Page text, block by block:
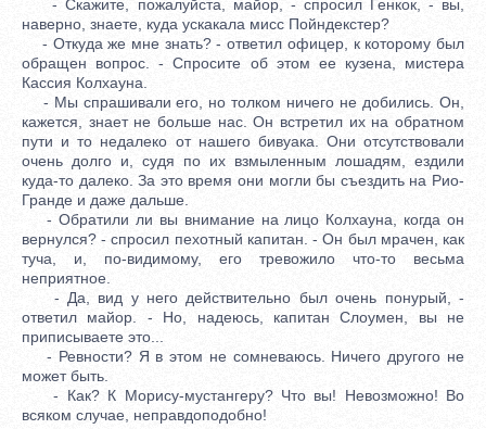
- Скажите, пожалуйста, майор, - спросил Генкок, - вы,
наверно, знаете, куда ускакала мисс Пойндекстер?
- Откуда же мне знать? - ответил офицер, к которому был
обращен вопрос. - Спросите об этом ее кузена, мистера
Кассия Колхауна.
- Мы спрашивали его, но толком ничего не добились. Он,
кажется, знает не больше нас. Он встретил их на обратном
пути и то недалеко от нашего бивуака. Они отсутствовали
очень долго и, судя по их взмыленным лошадям, ездили
куда-то далеко. За это время они могли бы съездить на Рио-
Гранде и даже дальше.
- Обратили ли вы внимание на лицо Колхауна, когда он
вернулся? - спросил пехотный капитан. - Он был мрачен, как
туча, и, по-видимому, его тревожило что-то весьма
неприятное.
- Да, вид у него действительно был очень понурый, -
ответил майор. - Но, надеюсь, капитан Слоумен, вы не
приписываете это...
- Ревности? Я в этом не сомневаюсь. Ничего другого не
может быть.
- Как? К Морису-мустангеру? Что вы! Невозможно! Во
всяком случае, неправдоподобно!